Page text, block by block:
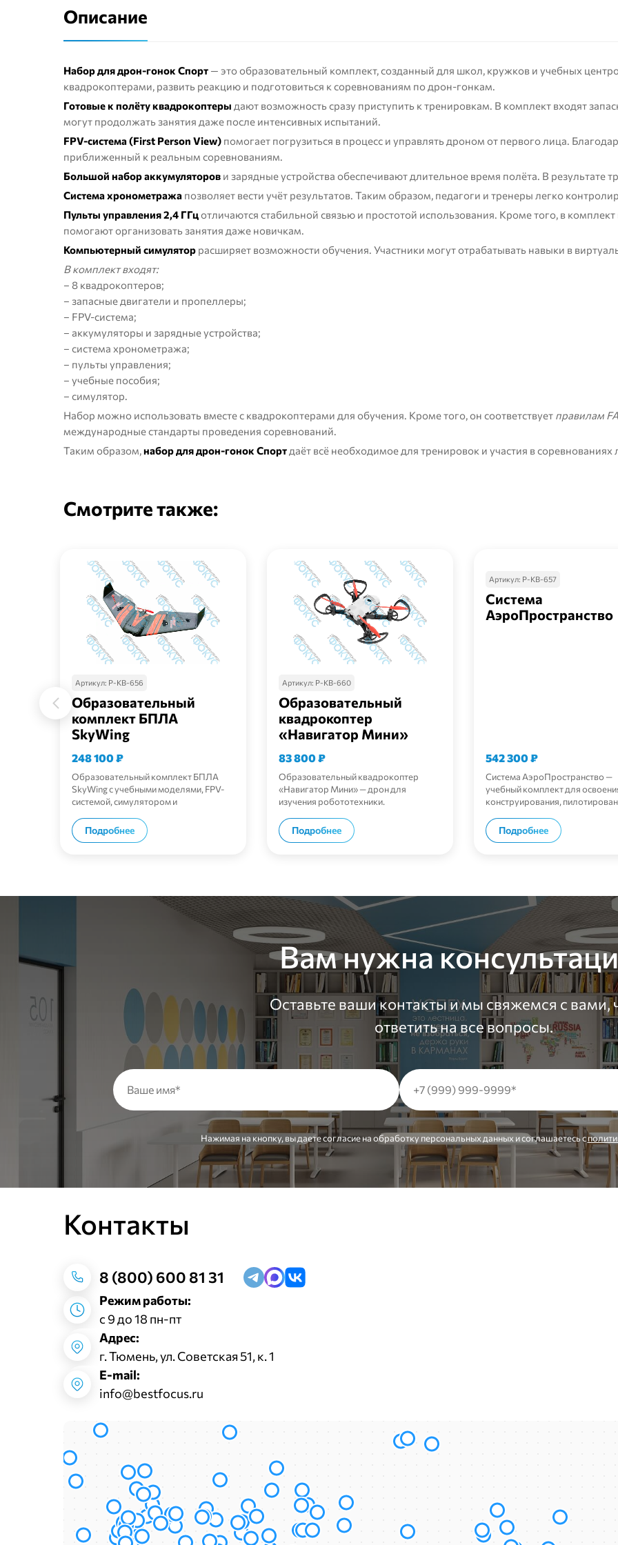
Описание
Набор для дрон-гонок Спорт — это образовательный комплект, созданный для школ, кружков и учебных
квадрокоптерами, развить реакцию и подготовиться к соревнованиям по дрон-гонкам.
Готовые к полёту квадрокоптеры дают возможность сразу приступить к тренировкам. В комплект входят
могут продолжать занятия даже после интенсивных испытаний.
FPV-система (First Person View) помогает погрузиться в процесс и управлять дроном от первого лица.
приближенный к реальным соревнованиям.
Большой набор аккумуляторов и зарядные устройства обеспечивают длительное время полёта. В результате
Система хронометража позволяет вести учёт результатов. Таким образом, педагоги и тренеры легко
Пульты управления 2,4 ГГцотличаются стабильной связью и простотой использования. Кроме того, в
помогают организовать занятия даже новичкам.
Компьютерный симулятор расширяет возможности обучения. Участники могут отрабатывать навыки в
В комплект входят:
– 8 квадрокоптеров;
– запасные двигатели и пропеллеры;
– FPV-система;
– аккумуляторы и зарядные устройства;
– система хронометража;
– пульты управления;
– учебные пособия;
– симулятор.
Набор можно использовать вместе с квадрокоптерами для обучения. Кроме того, он соответствует правилам
международные стандарты проведения соревнований.
Таким образом,набор для дрон-гонок Спорт даёт всё необходимое для тренировок и участия в
Смотрите также:
Артикул: Р-КВ-656
Образовательный
комплект БПЛА
SkyWing
248 100₽
Образовательный комплект БПЛА
SkyWing с учебными моделями, FPV-
системой, симулятором и
Подробнее
Артикул: Р-КВ-660
Образовательный
квадрокоптер
«Навигатор Мини»
83 800₽
Образовательный квадрокоптер
«Навигатор Мини» — дрон для
изучения робототехники.
Подробнее
Артикул: Р-КВ-657
Система
АэроПространство
542 300₽
Система АэроПространство —
учебный комплект для
конструирования,
Подробнее
Вам нужна
Оставьте ваши контакты и мы свяжемся с вами,
ответить на все вопросы.
Нажимая на кнопку, вы даете согласие на обработку персональных данных и соглашаетесь c
Контакты
8 (800) 600 81 31
Режим работы:
с 9 до 18 пн-пт
Адрес:
г. Тюмень, ул. Советская 51, к. 1
E-mail:
info@bestfocus.ru